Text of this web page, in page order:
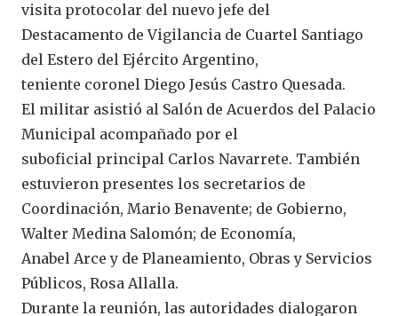
visita protocolar del nuevo jefe del
Destacamento de Vigilancia de Cuartel Santiago
del Estero del Ejército Argentino,
teniente coronel Diego Jesús Castro Quesada.
El militar asistió al Salón de Acuerdos del Palacio
Municipal acompañado por el
suboficial principal Carlos Navarrete. También
estuvieron presentes los secretarios de
Coordinación, Mario Benavente; de Gobierno,
Walter Medina Salomón; de Economía,
Anabel Arce y de Planeamiento, Obras y Servicios
Públicos, Rosa Allalla.
Durante la reunión, las autoridades dialogaron